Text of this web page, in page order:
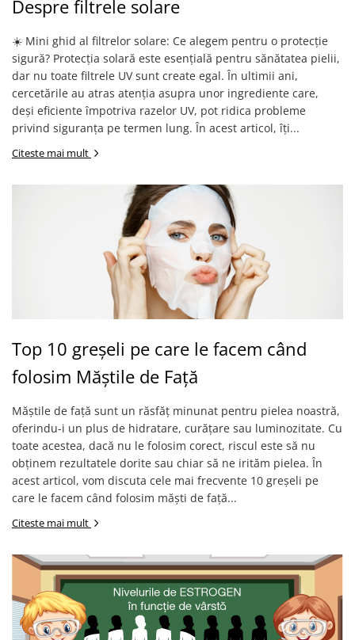
Despre filtrele solare
☀️ Mini ghid al filtrelor solare: Ce alegem pentru o protecție
sigură? Protecția solară este esențială pentru sănătatea pielii,
dar nu toate filtrele UV sunt create egal. În ultimii ani,
cercetările au atras atenția asupra unor ingrediente care,
deși eficiente împotriva razelor UV, pot ridica probleme
privind siguranța pe termen lung. În acest articol, îți...
Citeste mai mult
Top 10 greșeli pe care le facem când
folosim Măștile de Față
Măștile de față sunt un răsfăț minunat pentru pielea noastră,
oferindu-i un plus de hidratare, curățare sau luminozitate. Cu
toate acestea, dacă nu le folosim corect, riscul este să nu
obținem rezultatele dorite sau chiar să ne irităm pielea. În
acest articol, vom discuta cele mai frecvente 10 greșeli pe
care le facem când folosim măști de față...
Citeste mai mult